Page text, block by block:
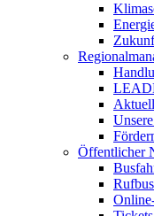
Öffentlicher